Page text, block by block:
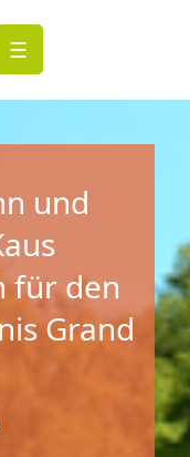
☰
und
für den
Grand